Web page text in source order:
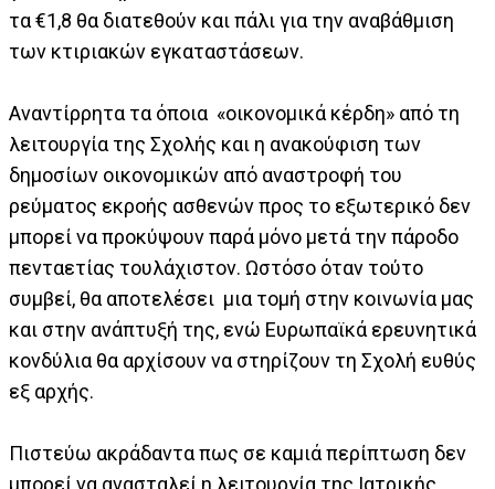
τα €1,8 θα διατεθούν και πάλι για την αναβάθμιση
των κτιριακών εγκαταστάσεων.
Αναντίρρητα τα όποια «οικονομικά κέρδη» από τη
λειτουργία της Σχολής και η ανακούφιση των
δημοσίων οικονομικών από αναστροφή του
ρεύματος εκροής ασθενών προς το εξωτερικό δεν
μπορεί να προκύψουν παρά μόνο μετά την πάροδο
πενταετίας τουλάχιστον. Ωστόσο όταν τούτο
συμβεί, θα αποτελέσει μια τομή στην κοινωνία μας
και στην ανάπτυξή της, ενώ Ευρωπαϊκά ερευνητικά
κονδύλια θα αρχίσουν να στηρίζουν τη Σχολή ευθύς
εξ αρχής.
Πιστεύω ακράδαντα πως σε καμιά περίπτωση δεν
μπορεί να ανασταλεί η λειτουργία της Ιατρικής